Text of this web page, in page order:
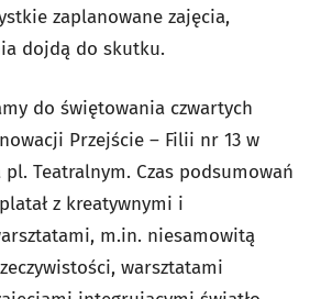
zaplanowane zajęcia,
dojdą do skutku.
do świętowania czwartych
Przejście – Filii nr 13 w
Teatralnym. Czas podsumowań
z kreatywnymi i
m.in. niesamowitą
warsztatami